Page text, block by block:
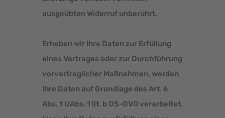
ausgeübten Widerruf unberührt.
Erheben wir Ihre Daten zur Erfüllung
eines Vertrages oder zur Durchführung
vorvertraglicher Maßnahmen, werden
Ihre Daten auf Grundlage des Art. 6
Abs. 1 UAbs. 1 lit. b DS-GVO verarbeitet.